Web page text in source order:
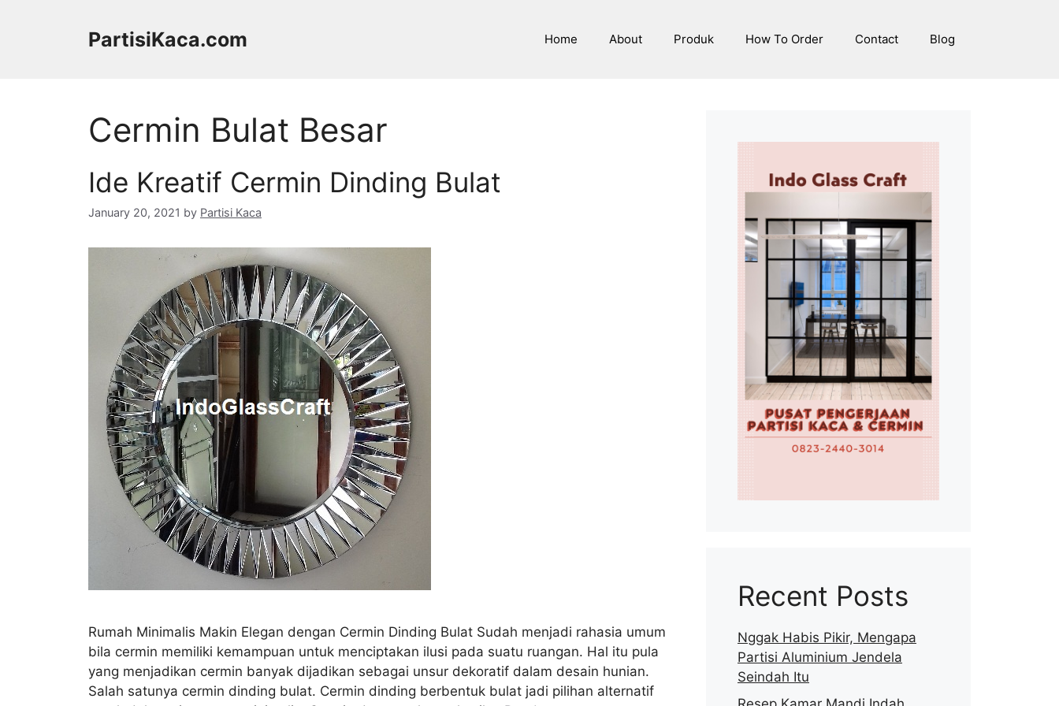
PartisiKaca.com Home About Produk How To Order Contact Blog
Cermin Bulat Besar
Ide Kreatif Cermin Dinding Bulat
January 20, 2021 by Partisi Kaca
Rumah Minimalis Makin Elegan dengan Cermin Dinding Bulat Sudah menjadi rahasia umum
bila cermin memiliki kemampuan untuk menciptakan ilusi pada suatu ruangan. Hal itu pula
yang menjadikan cermin banyak dijadikan sebagai unsur dekoratif dalam desain hunian.
Salah satunya cermin dinding bulat. Cermin dinding berbentuk bulat jadi pilihan alternatif
Recent Posts
Nggak Habis Pikir, Mengapa
Partisi Aluminium Jendela
Seindah Itu